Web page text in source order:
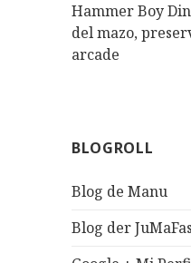
Hammer Boy
del mazo,
arcade
BLOGROLL
Blog de Manu
Blog der JuMaFas